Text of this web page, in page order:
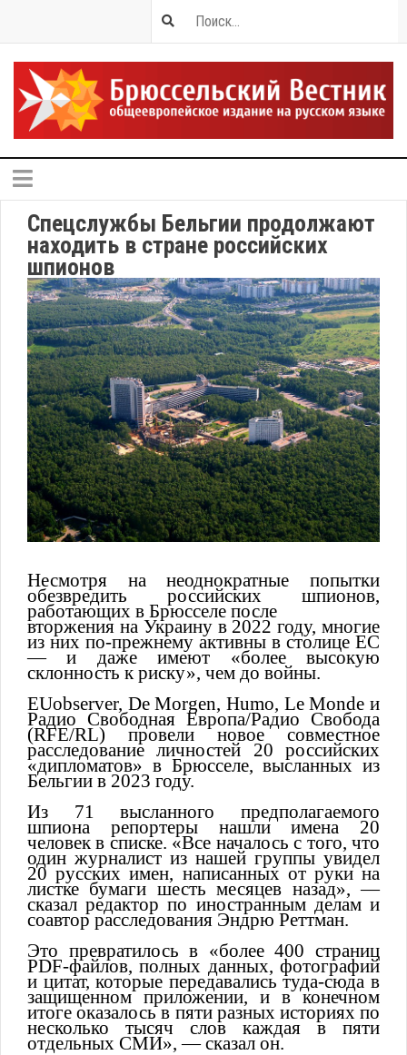
Спецслужбы Бельгии продолжают
находить в стране российских
шпионов
Несмотря на неоднократные попытки
обезвредить российских шпионов,
работающих в Брюсселе после
вторжения на Украину в 2022 году, многие
из них по-прежнему активны в столице ЕС
— и даже имеют «более высокую
склонность к риску», чем до войны.
EUobserver, De Morgen, Humo, Le Monde и
Радио Свободная Европа/Радио Свобода
(RFE/RL) провели новое совместное
расследование личностей 20 российских
«дипломатов» в Брюсселе, высланных из
Бельгии в 2023 году.
Из 71 высланного предполагаемого
шпиона репортеры нашли имена 20
человек в списке. «Все началось с того, что
один журналист из нашей группы увидел
20 русских имен, написанных от руки на
листке бумаги шесть месяцев назад», —
сказал редактор по иностранным делам и
соавтор расследования Эндрю Реттман.
Это превратилось в «более 400 страниц
PDF-файлов, полных данных, фотографий
и цитат, которые передавались туда-сюда в
защищенном приложении, и в конечном
итоге оказалось в пяти разных историях по
несколько тысяч слов каждая в пяти
отдельных СМИ», — сказал он.